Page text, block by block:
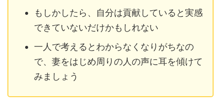
もしかしたら、自分は貢献していると実感
できていないだけかもしれない
一人で考えるとわからなくなりがちなの
で、妻をはじめ周りの人の声に耳を傾けて
みましょう